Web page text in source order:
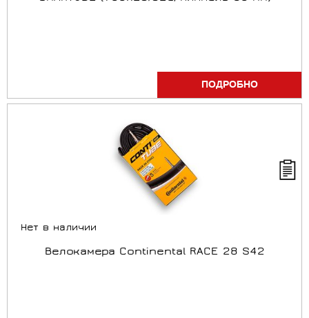
ПОДРОБНО
Нет в наличии
Велокамера Continental RACE 28 S42